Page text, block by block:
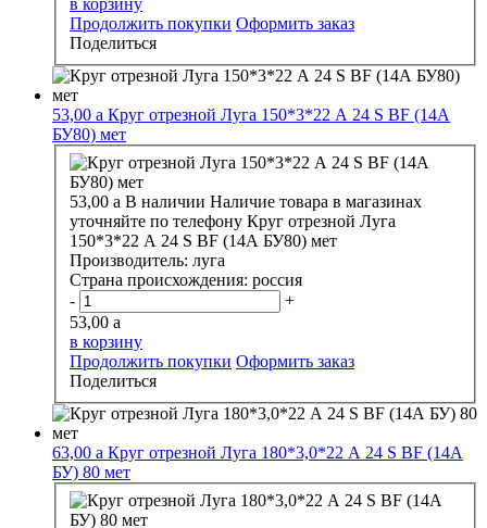
в корзину
Продолжить покупки Оформить заказ
Поделиться
53,00 a Круг отрезной Луга 150*3*22 А 24 S BF (14А
БУ80) мет
53,00 a В наличии Наличие товара в магазинах
уточняйте по телефону Круг отрезной Луга
150*3*22 А 24 S BF (14А БУ80) мет
Производитель: луга
Страна происхождения: россия
-
+
53,00 a
в корзину
Продолжить покупки Оформить заказ
Поделиться
63,00 a Круг отрезной Луга 180*3,0*22 А 24 S BF (14А
БУ) 80 мет